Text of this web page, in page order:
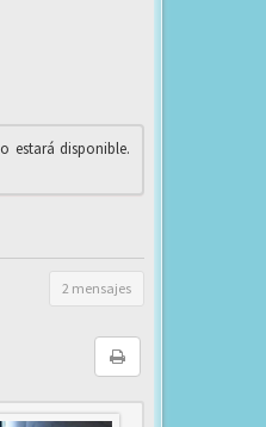
estará disponible.
2 mensajes